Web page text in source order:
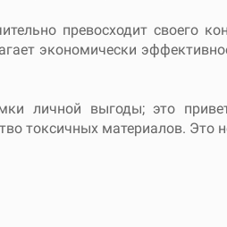
превосходит своего
экономически
личной выгоды; это
токсичных материалов. Это